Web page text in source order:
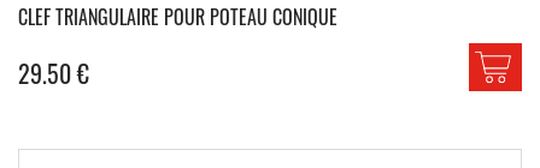
CLEF TRIANGULAIRE POUR POTEAU CONIQUE
29.50€